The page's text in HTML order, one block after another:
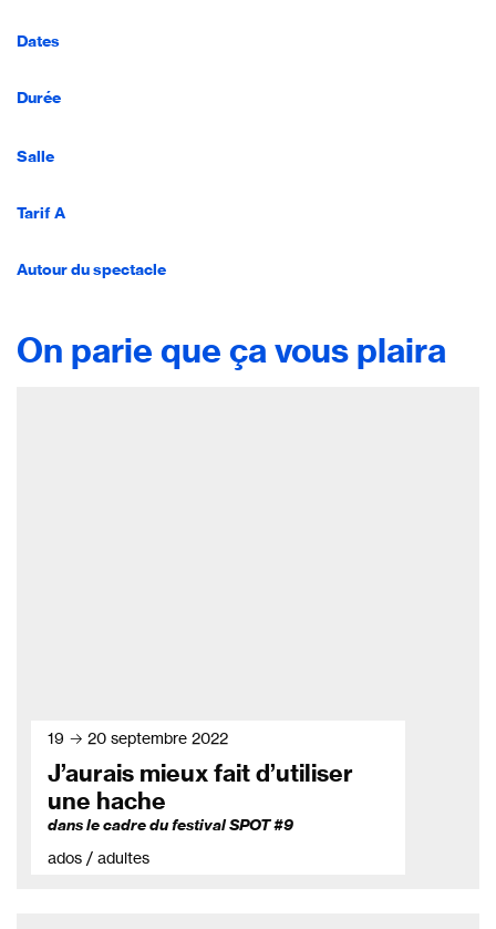
Dates
Durée
Salle
Tarif A
Autour du spectacle
On parie que ça vous plaira
19 → 20 septembre 2022
J’aurais mieux fait d’utiliser
une hache
dans le cadre du festival SPOT #9
ados / adultes